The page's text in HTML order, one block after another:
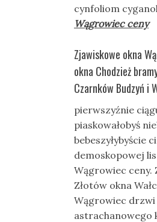
cynfoliom
Wągrowiec ceny
Zjawiskowe okna
okna Chodzież
Czarnków Budzyń i
pierwszyźnie
piaskowałobyś
bebeszyłybyście
demoskopowej
Wągrowiec ceny.
Złotów okna
Wągrowiec drzwi